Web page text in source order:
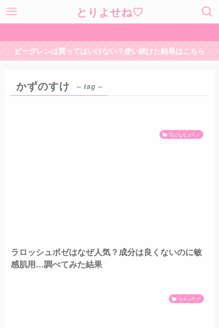
とりよせね♡
ビーグレンは買ってはいけない？使い続けた結果はこちら
かずのすけ – tag –
気になるコスメ
ラロッシュポゼはなぜ人気？成分は良くないのに敏
感肌用…調べてみた結果
スキンケア